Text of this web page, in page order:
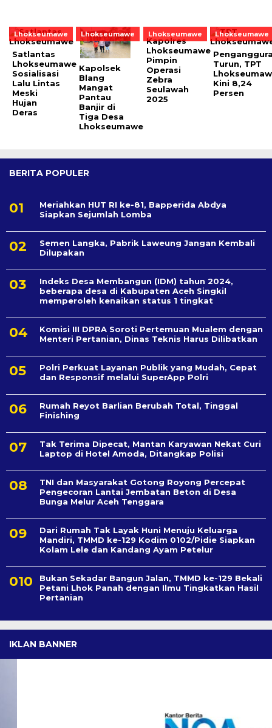
Lhokseumawe
Satlantas
Lhokseumawe
Sosialisasi
Lalu Lintas
Meski
Hujan
Deras
Lhokseumawe
Kapolsek
Blang
Mangat
Pantau
Banjir di
Tiga Desa
Lhokseumawe
Lhokseumawe
Kapolres
Lhokseumawe
Pimpin
Operasi
Zebra
Seulawah
2025
Lhokseumawe
Turun, TPT
Kini 8,24
Persen
BERITA POPULER
Meriahkan HUT RI ke-81, Bapperida Abdya
Siapkan Sejumlah Lomba
Semen Langka, Pabrik Laweung Jangan Kembali
Dilupakan
Indeks Desa Membangun (IDM) tahun 2024,
beberapa desa di Kabupaten Aceh Singkil
memperoleh kenaikan status 1 tingkat
Komisi III DPRA Soroti Pertemuan Mualem dengan
Menteri Pertanian, Dinas Teknis Harus Dilibatkan
Polri Perkuat Layanan Publik yang Mudah, Cepat
dan Responsif melalui SuperApp Polri
Rumah Reyot Barlian Berubah Total, Tinggal
Finishing
Tak Terima Dipecat, Mantan Karyawan Nekat Curi
Laptop di Hotel Amoda, Ditangkap Polisi
TNI dan Masyarakat Gotong Royong Percepat
Pengecoran Lantai Jembatan Beton di Desa
Bunga Melur Aceh Tenggara
Dari Rumah Tak Layak Huni Menuju Keluarga
Mandiri, TMMD ke-129 Kodim 0102/Pidie Siapkan
Kolam Lele dan Kandang Ayam Petelur
Bukan Sekadar Bangun Jalan, TMMD ke-129 Bekali
Petani Lhok Panah dengan Ilmu Tingkatkan Hasil
Pertanian
IKLAN BANNER